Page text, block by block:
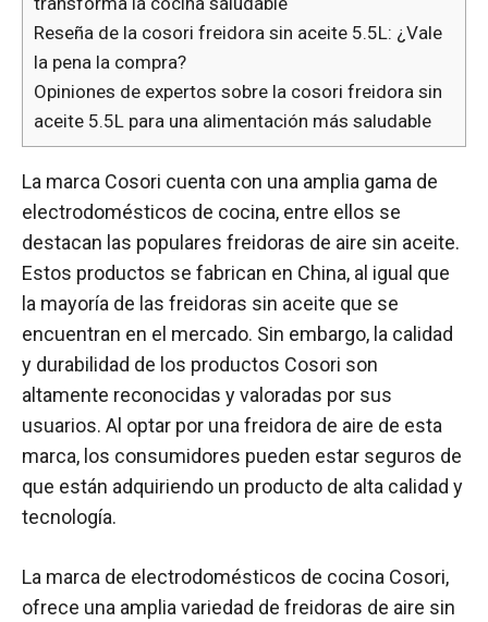
Reseña de la cosori freidora sin aceite 5.5L: ¿Vale
la pena la compra?
Opiniones de expertos sobre la cosori freidora sin
aceite 5.5L para una alimentación más saludable
La marca Cosori cuenta con una amplia gama de
electrodomésticos de cocina, entre ellos se
destacan las populares freidoras de aire sin aceite.
Estos productos se fabrican en China, al igual que
la mayoría de las freidoras sin aceite que se
encuentran en el mercado. Sin embargo, la calidad
y durabilidad de los productos Cosori son
altamente reconocidas y valoradas por sus
usuarios. Al optar por una freidora de aire de esta
marca, los consumidores pueden estar seguros de
que están adquiriendo un producto de alta calidad y
tecnología.
La marca de electrodomésticos de cocina Cosori,
ofrece una amplia variedad de freidoras de aire sin